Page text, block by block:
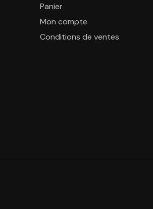
Panier
Mon compte
Conditions de ventes